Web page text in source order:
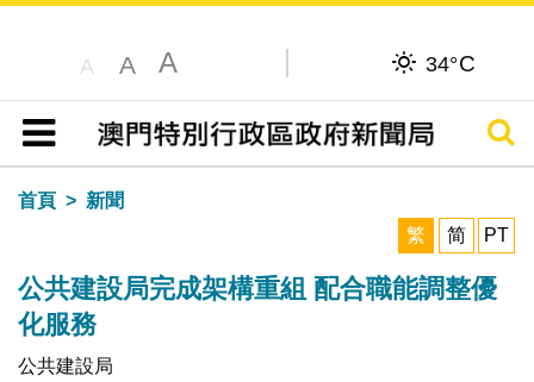
A A A 34°C
目錄
搜尋
首頁
新聞
繁
简 PT
公共建設局完成架構重組 配合職能調整優
化服務
公共建設局